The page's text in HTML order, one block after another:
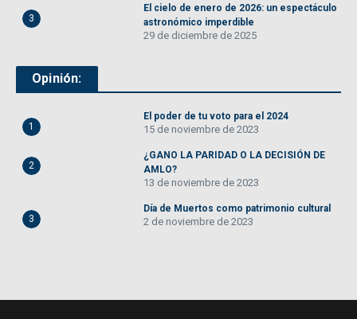
3
El cielo de enero de 2026: un espectáculo
astronómico imperdible
29 de diciembre de 2025
Opinión:
1
El poder de tu voto para el 2024
15 de noviembre de 2023
2
¿GANO LA PARIDAD O LA DECISIÓN DE
AMLO?
13 de noviembre de 2023
3
Día de Muertos como patrimonio cultural
2 de noviembre de 2023